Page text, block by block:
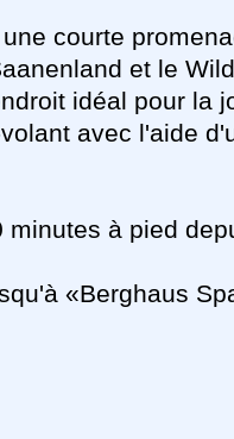
courte
et le
idéal pour la
avec l'aide
à pied
«Berghaus